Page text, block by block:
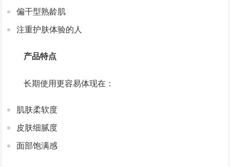
偏干型熟龄肌
注重护肤体验的人
产品特点
长期使用更容易体现在：
肌肤柔软度
皮肤细腻度
面部饱满感